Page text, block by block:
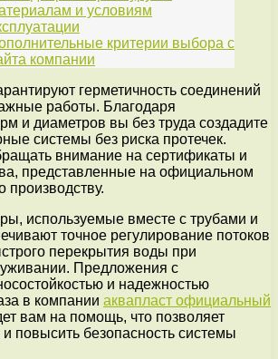
и условиям
критерии выбора с
компании
герметичность соединений
работы. Благодаря
и диаметров вы без труда создадите
системы без риска протечек.
внимание на сертификаты и
представленные на официальном
производству.
используемые вместе с трубами и
точное регулирование потоков
перекрытия воды при
Предложения с
и надежностью
в компании аквапласт официальный
вам на помощь, что позволяет
повысить безопасность системы